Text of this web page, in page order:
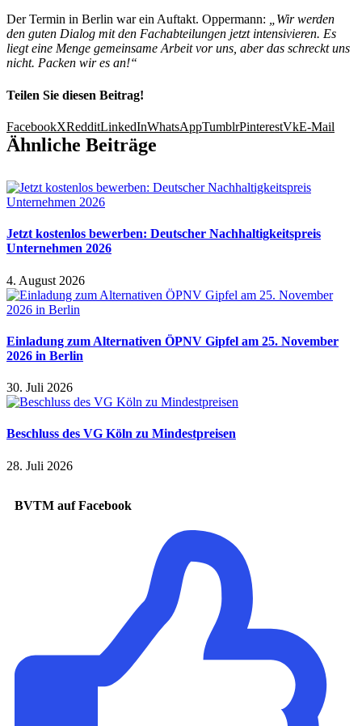
Der Termin in Berlin war ein Auftakt. Oppermann: „Wir werden
den guten Dialog mit den Fachabteilungen jetzt intensivieren. Es
liegt eine Menge gemeinsame Arbeit vor uns, aber das schreckt uns
nicht. Packen wir es an!“
Teilen Sie diesen Beitrag!
FacebookXRedditLinkedInWhatsAppTumblrPinterestVkE-Mail
Ähnliche Beiträge
Jetzt kostenlos bewerben: Deutscher Nachhaltigkeitspreis
Unternehmen 2026
4. August 2026
Einladung zum Alternativen ÖPNV Gipfel am 25. November
2026 in Berlin
30. Juli 2026
Beschluss des VG Köln zu Mindestpreisen
28. Juli 2026
BVTM auf Facebook